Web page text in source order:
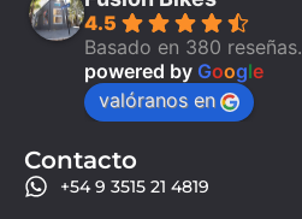
4.5
Basado en 380 reseñas.
powered by Google
valóranos en
Contacto
+54 9 3515 21 4819